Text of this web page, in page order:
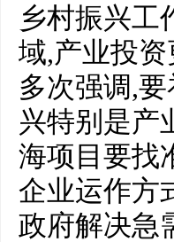
乡村振兴工
域,产业投
多次强调,
兴特别是产
海项目要找
企业运作方
政府解决急